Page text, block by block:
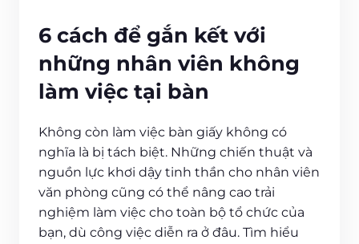
6 cách để gắn kết với
những nhân viên không
làm việc tại bàn
Không còn làm việc bàn giấy không có
nghĩa là bị tách biệt. Những chiến thuật và
nguồn lực khơi dậy tinh thần cho nhân viên
văn phòng cũng có thể nâng cao trải
nghiệm làm việc cho toàn bộ tổ chức của
bạn, dù công việc diễn ra ở đâu. Tìm hiểu